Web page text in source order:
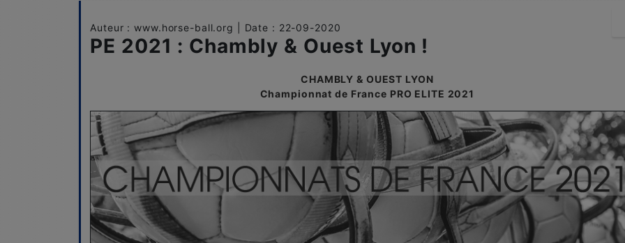
Auteur : www.horse-ball.org | Date : 22-09-2020
PE 2021 : Chambly & Ouest Lyon !
CHAMBLY & OUEST LYON
Championnat de France PRO ELITE 2021